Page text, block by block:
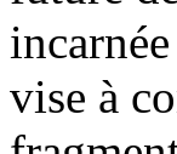
vise à